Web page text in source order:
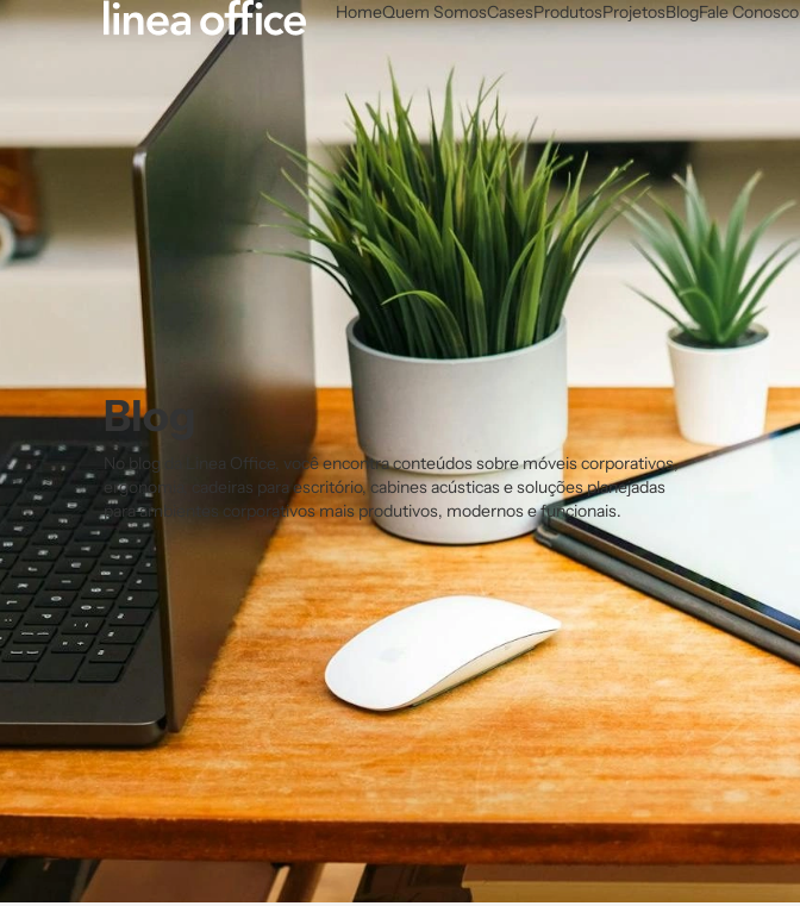
HomeQuem SomosCasesProdutosProjetosBlogFale Conosco
Blog
No blog da Linea Office, você encontra conteúdos sobre móveis corporativos,
ergonomia, cadeiras para escritório, cabines acústicas e soluções planejadas
para ambientes corporativos mais produtivos, modernos e funcionais.